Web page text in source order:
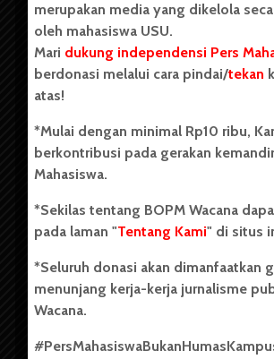
Badan Otonom Pers Mahasiswa (BOPM)
pers mahasiswa yang berdiri di luar kampus
secara mandiri oleh mahasiswa
(USU). Sebelumnya BOPM Wacana
Unit Kegiatan Mahasiswa (UKM) di
berdiri pada 1 Juli 1995.
Kontribusi
Info Iklan
Pedoman Media Siber
Kode Etik Jurnalistik
merupakan media yang dikelola
oleh mahasiswa USU.
Mari dukung independensi Pers
berdonasi melalui cara pindai/tekan
atas!
*Mulai dengan minimal Rp10 ribu,
berkontribusi pada gerakan
Mahasiswa.
*Sekilas tentang BOPM Wacana
pada laman "Tentang Kami" di situs
*Seluruh donasi akan dimanfaatkan
menunjang kerja-kerja jurnalisme
Wacana.